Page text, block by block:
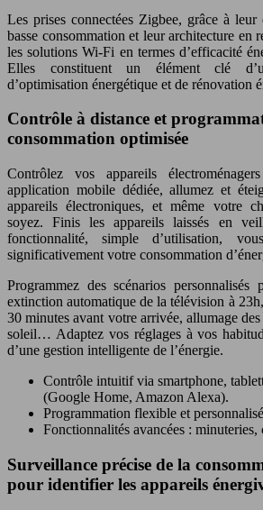
Les prises connectées Zigbee, grâce à
basse consommation et leur architecture en
les solutions Wi-Fi en termes d’efficacité
Elles constituent un élément clé
d’optimisation énergétique et de rénovation
Contrôle à distance et
consommation optimisée
Contrôlez vos appareils
application mobile dédiée, allumez et
appareils électroniques, et même votre
soyez. Finis les appareils laissés en
fonctionnalité, simple d’utilisation,
significativement votre consommation
Programmez des scénarios
extinction automatique de la télévision à
30 minutes avant votre arrivée, allumage
soleil… Adaptez vos réglages à vos
d’une gestion intelligente de l’énergie.
Contrôle intuitif via smartphone,
(Google Home, Amazon Alexa).
Programmation flexible et
Fonctionnalités avancées : minuteries,
Surveillance précise de la
pour identifier les appareils